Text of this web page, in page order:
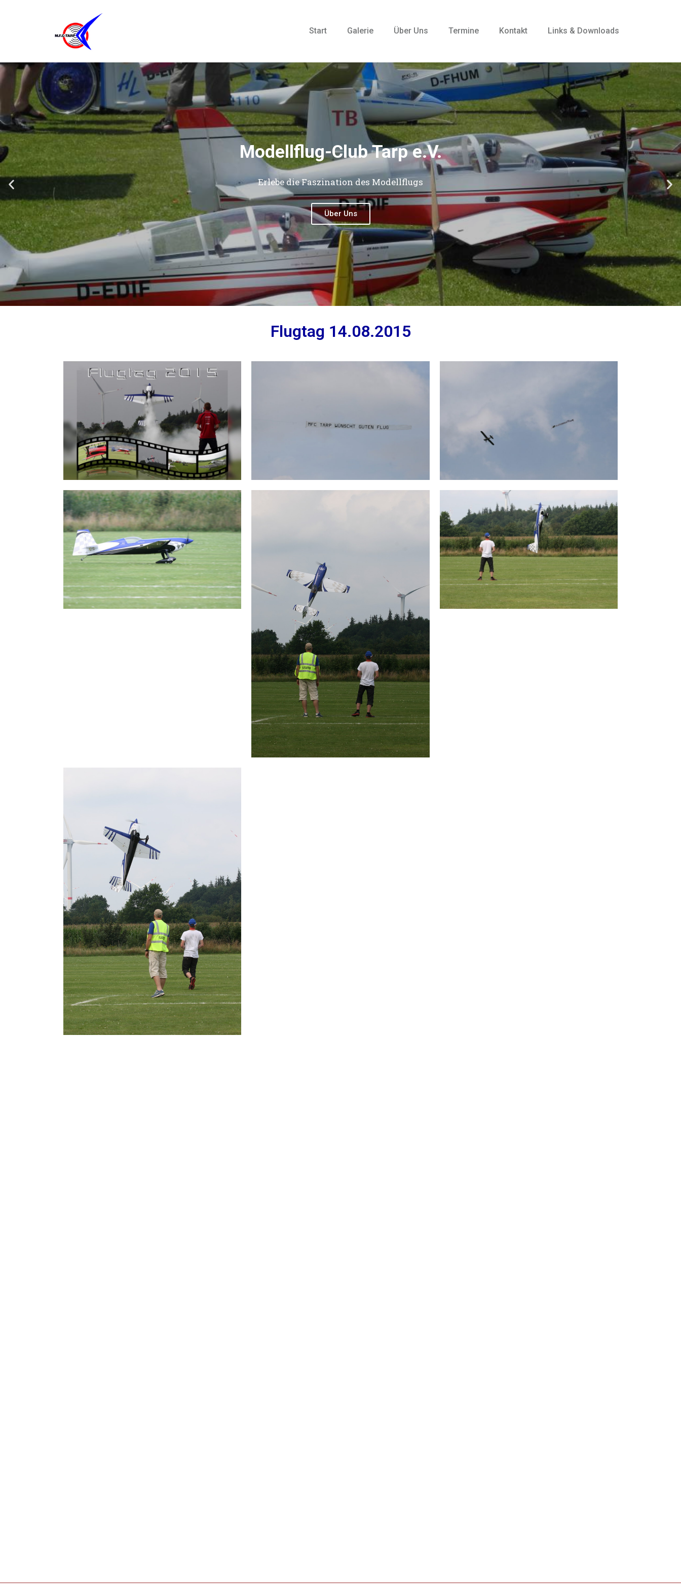
Start Galerie Über Uns Termine Kontakt Links & Downloads
Modellflug-Club Tarp e.V.
Erlebe die Faszination des Modellflugs
Über Uns
Flugtag 14.08.2015